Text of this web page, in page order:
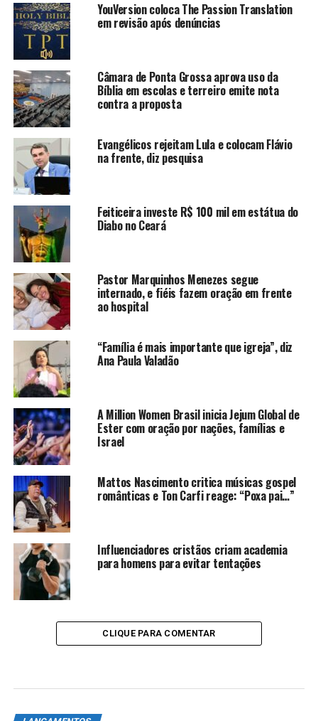
YouVersion coloca The Passion Translation
em revisão após denúncias
Câmara de Ponta Grossa aprova uso da
Bíblia em escolas e terreiro emite nota
contra a proposta
Evangélicos rejeitam Lula e colocam Flávio
na frente, diz pesquisa
Feiticeira investe R$ 100 mil em estátua do
Diabo no Ceará
Pastor Marquinhos Menezes segue
internado, e fiéis fazem oração em frente
ao hospital
“Família é mais importante que igreja”, diz
Ana Paula Valadão
A Million Women Brasil inicia Jejum Global de
Ester com oração por nações, famílias e
Israel
Mattos Nascimento critica músicas gospel
românticas e Ton Carfi reage: “Poxa pai…”
Influenciadores cristãos criam academia
para homens para evitar tentações
CLIQUE PARA COMENTAR